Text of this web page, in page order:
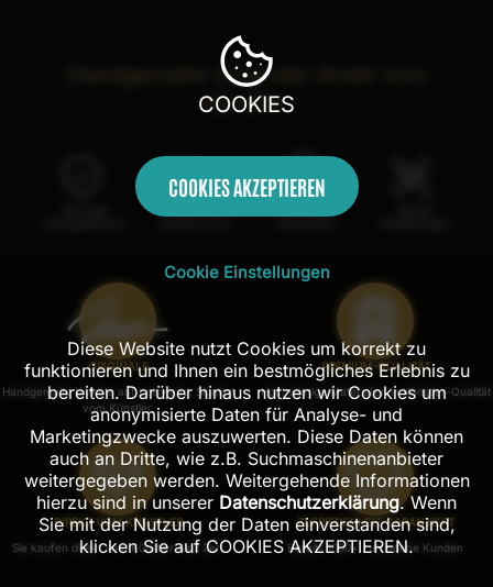
Handgemalte Originale direkt vom
Künstler
ORIGINALE
Handgemalte Unikate auf Leinwand, Signiert
vom Künstler.
PREMIUM-QUALITÄT
Hochwertige Materialien in Künstler-Qualität
DIREKT VOM KÜNSTLER
Sie kaufen direkt vom Künstler Alex Zerr
ZUFRIEDENHEIT GARANTIERT
Bereits 1000+ zufriedene Kunden
COOKIES
COOKIES AKZEPTIEREN
Cookie Einstellungen
Diese Website nutzt Cookies um korrekt zu
funktionieren und Ihnen ein bestmögliches Erlebnis zu
bereiten. Darüber hinaus nutzen wir Cookies um
anonymisierte Daten für Analyse- und
Marketingzwecke auszuwerten. Diese Daten können
auch an Dritte, wie z.B. Suchmaschinenanbieter
weitergegeben werden. Weitergehende Informationen
hierzu sind in unserer Datenschutzerklärung. Wenn
Sie mit der Nutzung der Daten einverstanden sind,
klicken Sie auf COOKIES AKZEPTIEREN.